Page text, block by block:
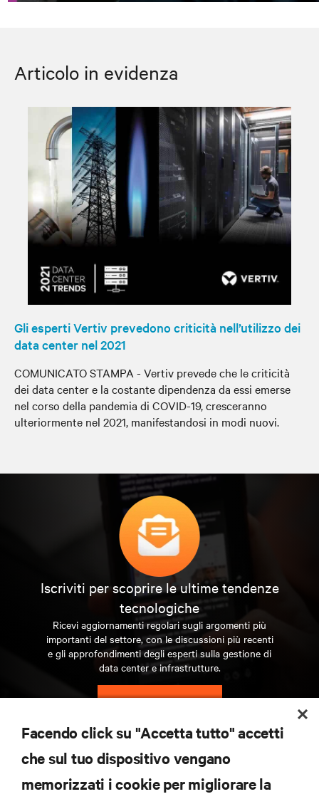
Articolo in evidenza
Gli esperti Vertiv prevedono criticità nell’utilizzo dei
data center nel 2021
COMUNICATO STAMPA - Vertiv prevede che le criticità
dei data center e la costante dipendenza da essi emerse
nel corso della pandemia di COVID-19, cresceranno
ulteriormente nel 2021, manifestandosi in modi nuovi.
Iscriviti per scoprire le ultime tendenze
tecnologiche
Ricevi aggiornamenti regolari sugli argomenti più
importanti del settore, con le discussioni più recenti
e gli approfondimenti degli esperti sulla gestione di
data center e infrastrutture.
ISCRIVITI SUBITO
RISORSE
Facendo click su "Accetta tutto" accetti
che sul tuo dispositivo vengano
memorizzati i cookie per migliorare la